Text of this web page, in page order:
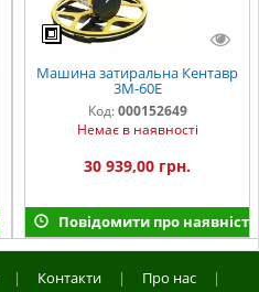
Машина затиральна Кентавр
3М-60Е
Код: 000152649
Немає в наявності
30 939,00 грн.
Повідомити про наявність
| Контакти | Про нас
|